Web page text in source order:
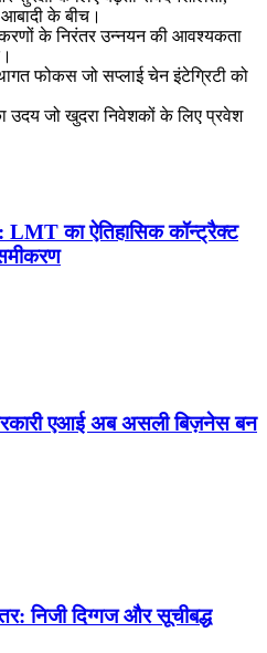
आबादी के बीच।
के निरंतर उन्नयन की आवश्यकता
फोकस जो सप्लाई चेन इंटेग्रिटी को
उदय जो खुदरा निवेशकों के लिए प्रवेश
का ऐतिहासिक कॉन्ट्रैक्ट
एआई अब असली बिज़नेस बन
निजी दिग्गज और सूचीबद्ध